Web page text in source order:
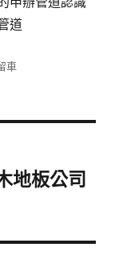
道
車
地板公司